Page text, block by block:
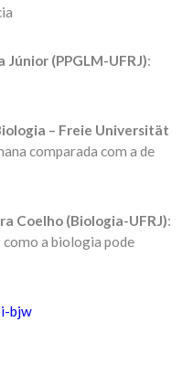
(PPGLM-UFRJ):
– Freie Universität
comparada com a de
Coelho (Biologia-UFRJ):
a biologia pode
bjw